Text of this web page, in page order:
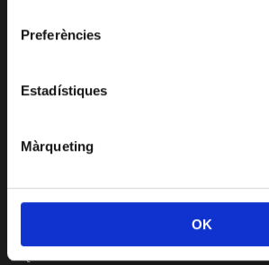
Preferències
Estadístiques
Màrqueting
OK
Contacta’ns
Qui som